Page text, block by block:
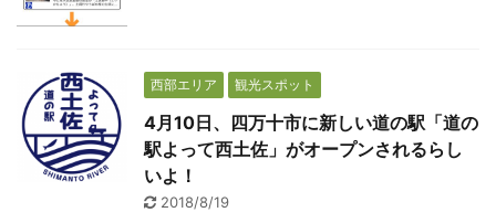
西部エリア 観光スポット
4月10日、四万十市に新しい道の駅「道の
駅よって西土佐」がオープンされるらし
いよ！
2018/8/19